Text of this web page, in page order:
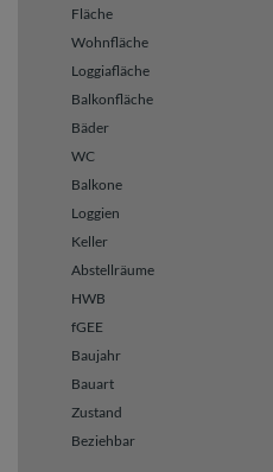
Fläche
Wohnfläche
Loggiafläche
Balkonfläche
Bäder
WC
Balkone
Loggien
Keller
Abstellräume
HWB
fGEE
Baujahr
Bauart
Zustand
Beziehbar